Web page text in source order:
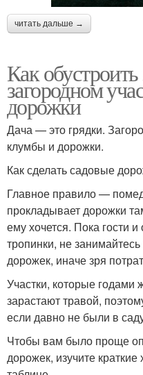
читать дальше →
Как
загородном
дорожки
Дача — это грядки.
клумбы и дорожки.
Как сделать садовые
Главное правило —
прокладывает дорожки
ему хочется. Пока гости
тропинки, не
дорожек, иначе зря
Участки, которые годами
зарастают травой,
если давно не были в
Чтобы вам было проще
дорожек, изучите